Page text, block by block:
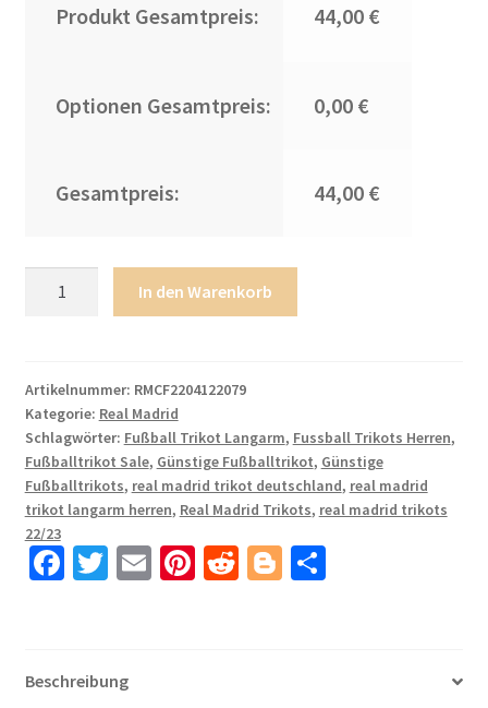
Produkt Gesamtpreis: 44,00 €
Optionen Gesamtpreis: 0,00 €
Gesamtpreis: 44,00 €
2022-
23
Heimtrikot
Weiß
Fußballtrikots
Set
ASENSIO
11
In den Warenkorb
Artikelnummer: RMCF2204122079
Kategorie: Real Madrid
Schlagwörter: Fußball Trikot Langarm, Fussball Trikots Herren,
Fußballtrikot Sale, Günstige Fußballtrikot, Günstige
Fußballtrikots, real madrid trikot deutschland, real madrid
trikot langarm herren, Real Madrid Trikots, real madrid trikots
22/23
Fa
o
T
er
E Pi R Bl T
Beschreibung